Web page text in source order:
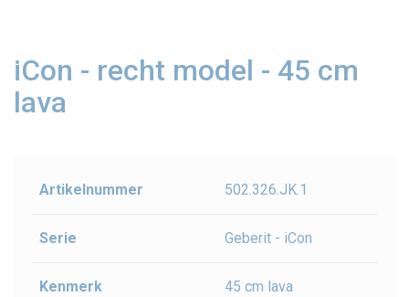
iCon - recht model - 45 cm
lava
Artikelnummer 502.326.JK.1
Serie Geberit - iCon
Kenmerk 45 cm lava